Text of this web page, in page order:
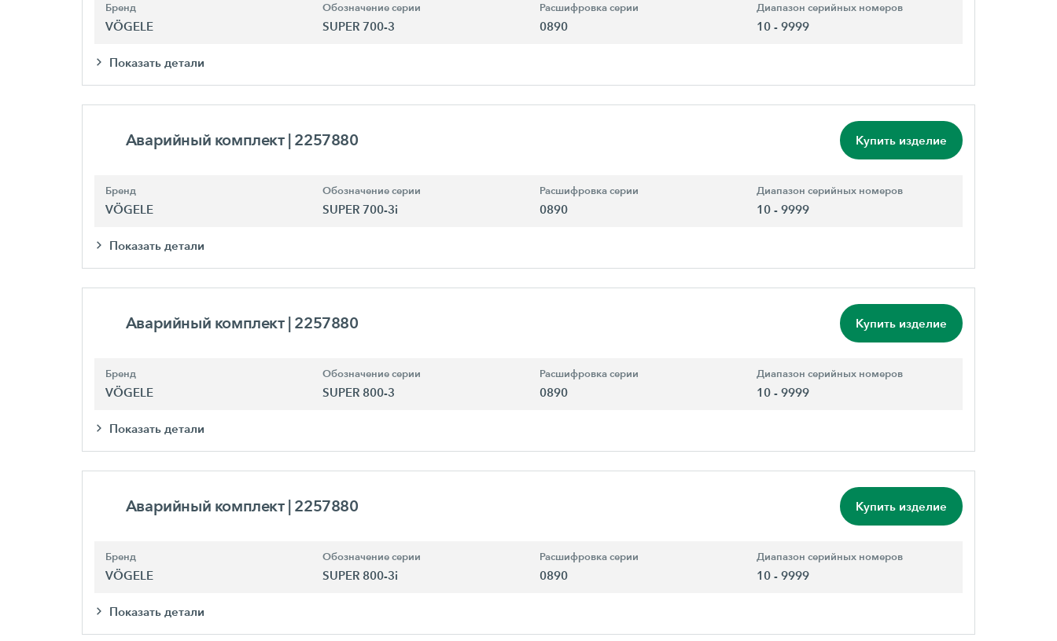
Бренд
VÖGELE
Обозначение серии
SUPER 700-3
Расшифровка серии
0890
Диапазон серийных номеров
10 - 9999
Показать детали
Аварийный комплект | 2257880 Купить изделие
Бренд
VÖGELE
Обозначение серии
SUPER 700-3i
Расшифровка серии
0890
Диапазон серийных номеров
10 - 9999
Показать детали
Аварийный комплект | 2257880 Купить изделие
Бренд
VÖGELE
Обозначение серии
SUPER 800-3
Расшифровка серии
0890
Диапазон серийных номеров
10 - 9999
Показать детали
Аварийный комплект | 2257880 Купить изделие
Бренд
VÖGELE
Обозначение серии
SUPER 800-3i
Расшифровка серии
0890
Диапазон серийных номеров
10 - 9999
Показать детали